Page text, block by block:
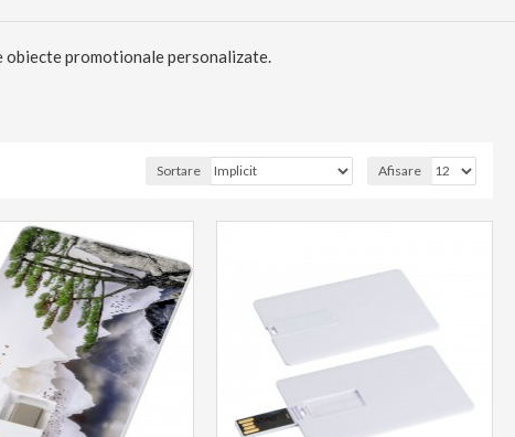
obiecte promotionale personalizate.
Sortare Afisare